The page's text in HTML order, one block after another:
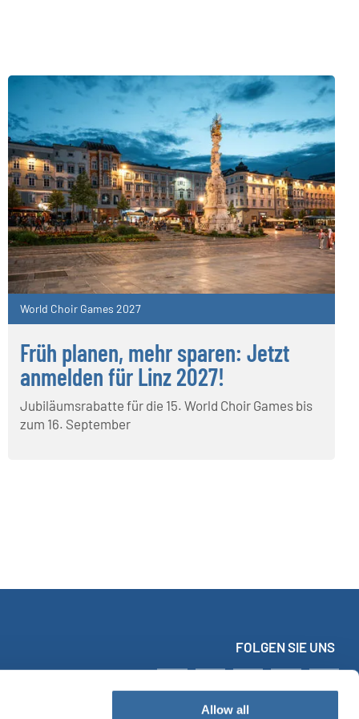
Allow all
World Choir Games 2027
Früh planen, mehr sparen: Jetzt
anmelden für Linz 2027!
Jubiläumsrabatte für die 15. World Choir Games bis
zum 16. September
FOLGEN SIE UNS